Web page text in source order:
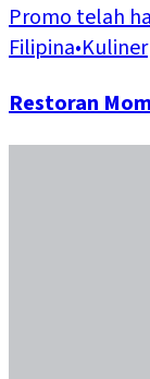
Promo telah
Filipina•Kuliner
Restoran